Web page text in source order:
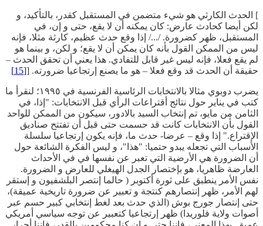
] الحدث الكارثي هو شيء متضمن في المستقبل كقدر، بالتأكيد، و
لكن أيضا كحادث عارض: كان يمكنه أن لا يقع، حتى و إن، في
المستقبل، ظهر كضرورة. /.../ إذا وقع حدث عظيم، كارثة مثلا، فإنه
ليس من الممكن القول بأنه كان يمكن أن لا يقع؛ و لكن، و بينما هو
لم يقع فعلا، فإنه ليس غير قابل للتفادي. هذا يعني أن تحقق الحدث –
حقيقة أن الحدث قد وقع فعلا – هو ما يصنع إرتجاعيا ضرورته. [[15]
يضرب دوبوي مثالا بالانتخابات الرئاسية الفرنسية في ١٩٩٥؛ لنقرأ ما
كتب في يناير حول نتائج أقتراعات الرأي قبل الانتخابات: "إذا، في
الثامن من مايو، تم إنتخاب السيد بالادور، سيكون من الممكن للواحد
القول بأن الانتخابات كانت قد حسمت حتى قبل أن تفتتح صناديق
الإقتراع." إذا وقع – عرضا- حدث ما، فإنه يكون إرتجاعيا سلسلة
الأسباب التي تجعله يبدو حتميا: "هذا"، و ليس الفكرة الشائعة حول
أن الضرورة هي الأرضية التي تعبر عن نفسها في في الأحداث
العارضة ظاهريا، هو بإختصار الجدل الهيغلي للعارض و الضرورة.
نفس الأمر ينطبق على ثورة أكتوبر ( حالما إنتصر البلشفيون و إستقر
لهم الأمر، ظهر إنتصارهم كنتجة و تعبير عن ضرورة تاريخية عميقة)،
حتى إنتصار جورج بوش (الذي حدث بعد لغط إنتخابي كبير حسم عبر
أصوات ولاية فلوريدا) ظهر إرتجاعيا كتعبير عن توجه سياسي أمريكي